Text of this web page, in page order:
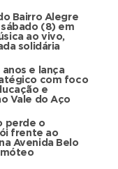
Bairro Alegre
(8) em
ao vivo,
solidária
anos e lança
com foco
e
Vale do Aço
perde o
frente ao
Avenida Belo